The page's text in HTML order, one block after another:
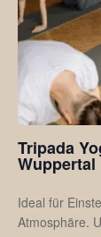
Tripada
Wuppertal
Ideal für
Atmosphäre.